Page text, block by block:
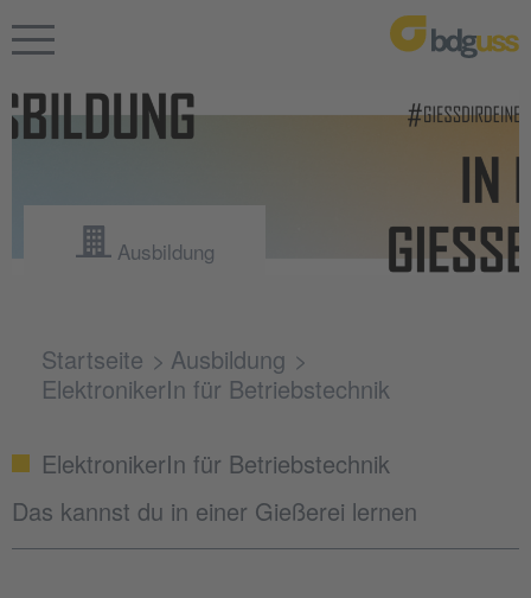
Ausbildung
Startseite
Ausbildung
ElektronikerIn für Betriebstechnik
ElektronikerIn für Betriebstechnik
Das kannst du in einer Gießerei lernen